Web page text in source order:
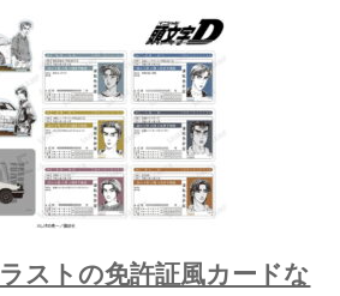
ストの免許証風カードな